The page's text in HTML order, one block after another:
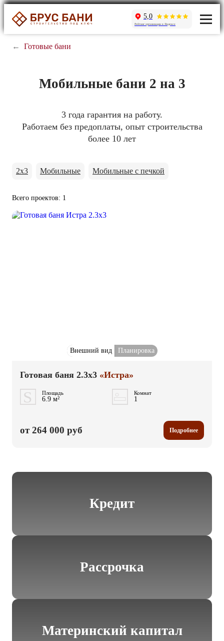
5,0
Рейтинг организации в Яндексе
← Готовые бани
Мобильные бани 2 на 3
3 года гарантия на работу.
Работаем без предоплаты, опыт строительства
более 10 лет
2x3 Мобильные Мобильные с печкой
Всего проектов: 1
Внешний вид Планировка
Готовая баня 2.3x3 «Истра»
Площадь
6.9 м²
Комнат
1
от 264 000 руб Подробнее
Кредит
Рассрочка
Материнский капитал